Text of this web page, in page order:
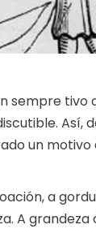
sempre tivo
Así,
un motivo
a
A